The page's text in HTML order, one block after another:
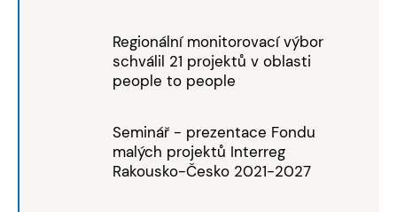
Regionální monitorovací výbor
schválil 21 projektů v oblasti
people to people
Seminář - prezentace Fondu
malých projektů Interreg
Rakousko-Česko 2021-2027